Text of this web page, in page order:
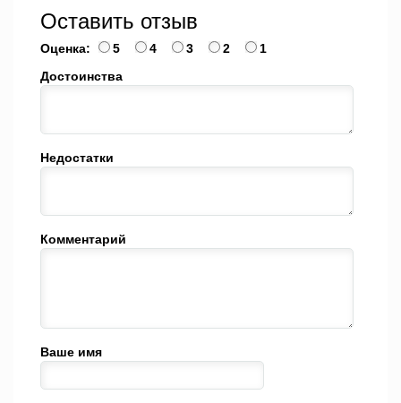
Оставить отзыв
Оценка: 5 4 3 2
1
Достоинства
Недостатки
Комментарий
Ваше имя